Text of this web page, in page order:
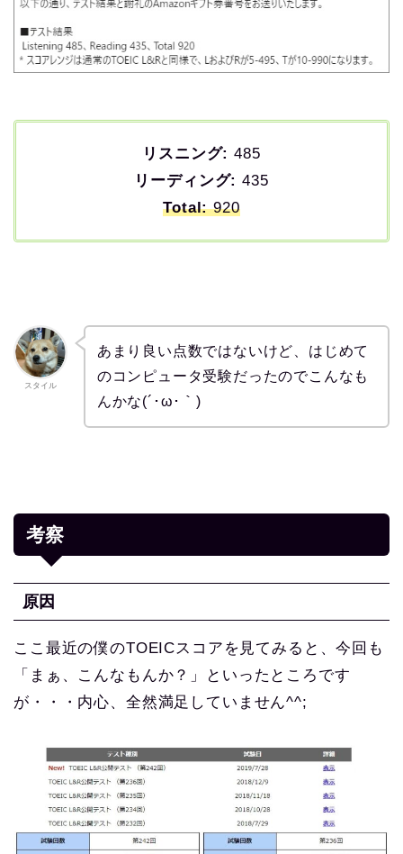
リスニング: 485
リーディング: 435
Total:920
スタイル
あまり良い点数ではないけど、はじめて
のコンピュータ受験だったのでこんなも
んかな(´･ω･｀)
考察
原因
ここ最近の僕のTOEICスコアを見てみると、今回も
「まぁ、こんなもんか？」といったところです
が・・・内心、全然満足していません^^;